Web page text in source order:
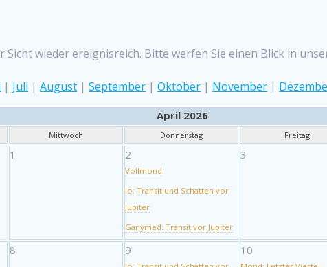
Sicht wieder ereignisreich. Bitte werfen Sie einen Blick in
| Juli |August |September |Oktober | November |
April 2026
Mittwoch Donnerstag Freitag
1 2
Vollmond
Io: Transit und Schatten vor
Jupiter
Ganymed: Transit vor Jupiter
3
8 9 10